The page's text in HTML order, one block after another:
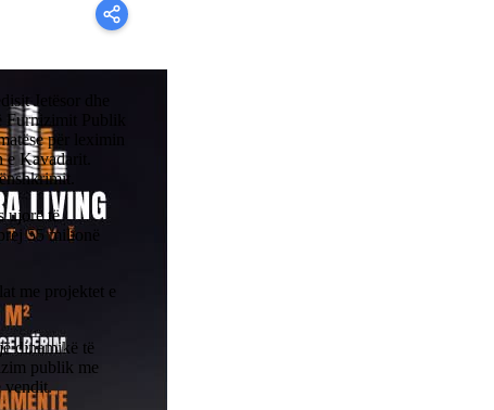
Jetësor dhe
Publik
për leximin
Kavadarit.
ujore të
55 milionë
me projektet e
dinamikë të
publik me
vendit.